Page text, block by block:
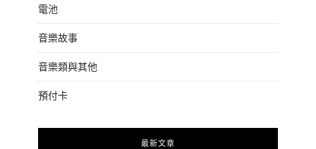
電池
音樂故事
音樂類與其他
預付卡
最新文章